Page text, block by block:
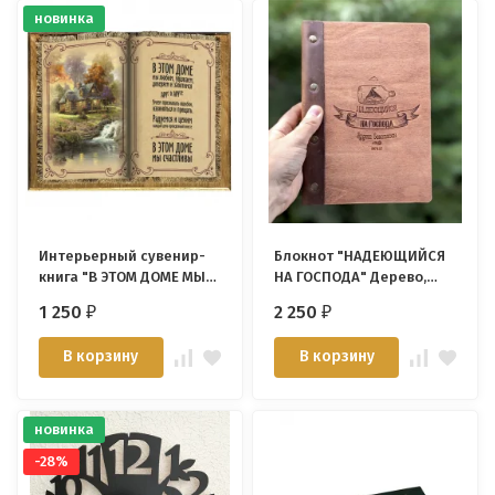
новинка
Интерьерный сувенир-
книга "В ЭТОМ ДОМЕ МЫ
1 250₽
В корзину
Блокнот "НАДЕЮЩИЙСЯ
НА ГОСПОДА" Дерево,
застежка, держатель
для ручки /зеленый
корешок, 22х16,5 см/
2 250₽
В корзину
новинка
-28%